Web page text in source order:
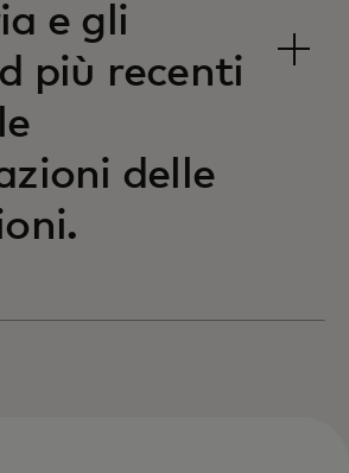
e gli
più recenti
delle